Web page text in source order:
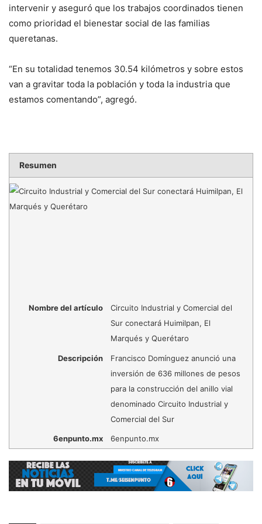
intervenir y aseguró que los trabajos coordinados tienen
como prioridad el bienestar social de las familias
queretanas.
“En su totalidad tenemos 30.54 kilómetros y sobre estos
van a gravitar toda la población y toda la industria que
estamos comentando”, agregó.
Resumen
Nombre del artículo
Circuito Industrial y Comercial del
Sur conectará Huimilpan, El
Marqués y Querétaro
Descripción
Francisco Domínguez anunció una
inversión de 636 millones de pesos
para la construcción del anillo vial
denominado Circuito Industrial y
Comercial del Sur
6enpunto.mx 6enpunto.mx